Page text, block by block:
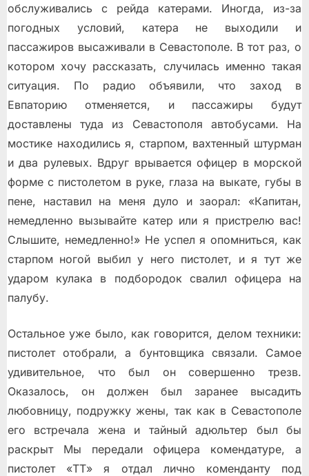
обслуживались с рейда катерами. Иногда, из-за
погодных условий, катера не выходили и
пассажиров высаживали в Севастополе. В тот раз, о
котором хочу рассказать, случилась именно такая
ситуация. По радио объявили, что заход в
Евпаторию отменяется, и пассажиры будут
доставлены туда из Севастополя автобусами. На
мостике находились я, старпом, вахтенный штурман
и два рулевых. Вдруг врывается офицер в морской
форме с пистолетом в руке, глаза на выкате, губы в
пене, наставил на меня дуло и заорал: «Капитан,
немедленно вызывайте катер или я пристрелю вас!
Слышите, немедленно!» Не успел я опомниться, как
старпом ногой выбил у него пистолет, и я тут же
ударом кулака в подбородок свалил офицера на
палубу.
Остальное уже было, как говорится, делом техники:
пистолет отобрали, а бунтовщика связали. Самое
удивительное, что был он совершенно трезв.
Оказалось, он должен был заранее высадить
любовницу, подружку жены, так как в Севастополе
его встречала жена и тайный адюльтер был бы
раскрыт Мы передали офицера комендатуре, а
пистолет «ТТ» я отдал лично коменданту под